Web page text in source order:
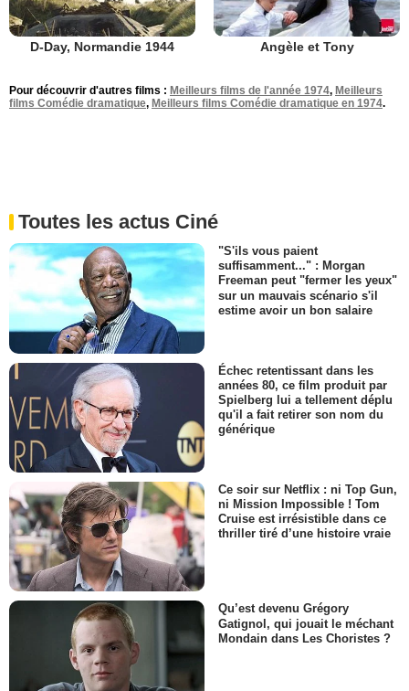
D-Day, Normandie 1944 Angèle et Tony
Pour découvrir d'autres films : Meilleurs films de l'année 1974, Meilleurs
films Comédie dramatique, Meilleurs films Comédie dramatique en 1974.
Toutes les actus Ciné
"S'ils vous paient
suffisamment..." : Morgan
Freeman peut "fermer les yeux"
sur un mauvais scénario s'il
estime avoir un bon salaire
Échec retentissant dans les
années 80, ce film produit par
Spielberg lui a tellement déplu
qu'il a fait retirer son nom du
générique
Ce soir sur Netflix : ni Top Gun,
ni Mission Impossible ! Tom
Cruise est irrésistible dans ce
thriller tiré d’une histoire vraie
Qu’est devenu Grégory
Gatignol, qui jouait le méchant
Mondain dans Les Choristes ?